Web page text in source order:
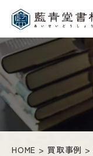
HOME 買取事例